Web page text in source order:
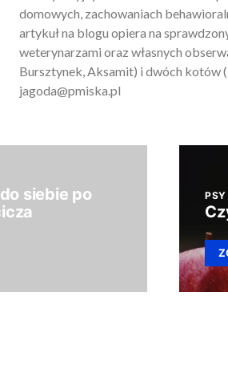
domowych, zachowaniach
artykuł na blogu opiera na
weterynarzami oraz własnych
Bursztynek, Aksamit) i dwóch kotów
jagoda@pmiska.pl
siebie po
PSY